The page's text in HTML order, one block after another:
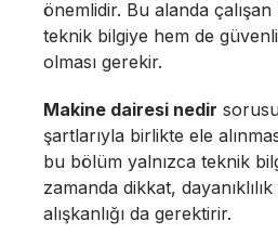
önemlidir. Bu alanda
teknik bilgiye hem de
olması gerekir.
Makine dairesi nedir
şartlarıyla birlikte ele
bu bölüm yalnızca teknik
zamanda dikkat,
alışkanlığı da gerektirir.